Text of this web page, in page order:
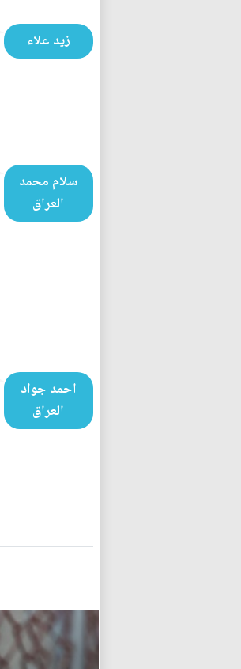
زيد علاء
سلام محمد
العراق
احمد جواد
العراق